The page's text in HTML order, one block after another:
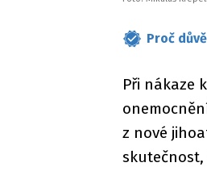
Proč
Při nákaze
z nové
skutečnost,